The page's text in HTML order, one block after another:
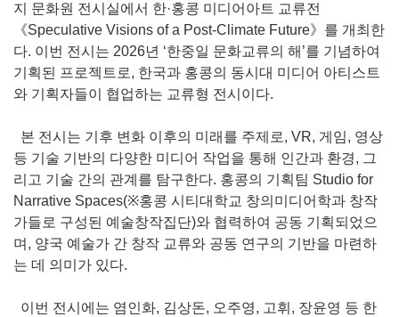
지 문화원 전시실에서 한·홍콩 미디어아트 교류전
《Speculative Visions of a Post-Climate Future》를 개최한
다. 이번 전시는 2026년 ‘한중일 문화교류의 해’를 기념하여
기획된 프로젝트로, 한국과 홍콩의 동시대 미디어 아티스트
와 기획자들이 협업하는 교류형 전시이다.
본 전시는 기후 변화 이후의 미래를 주제로, VR, 게임, 영상
등 기술 기반의 다양한 미디어 작업을 통해 인간과 환경, 그
리고 기술 간의 관계를 탐구한다. 홍콩의 기획팀 Studio for
Narrative Spaces(※홍콩 시티대학교 창의미디어학과 창작
가들로 구성된 예술창작집단)와 협력하여 공동 기획되었으
며, 양국 예술가 간 창작 교류와 공동 연구의 기반을 마련하
는 데 의미가 있다.
이번 전시에는 염인화, 김상돈, 오주영, 고휘, 장윤영 등 한